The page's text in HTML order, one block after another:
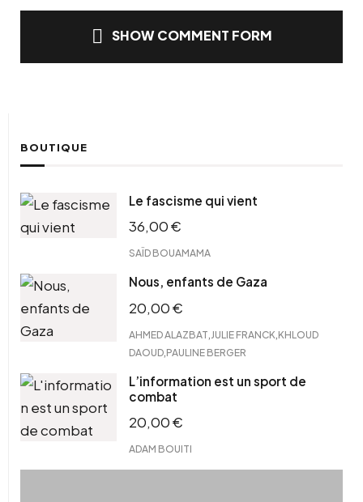
SHOW COMMENT FORM
BOUTIQUE
Le fascisme qui vient
36,00€
SAÏD BOUAMAMA
Nous, enfants de Gaza
20,00€
AHMED ALAZBAT JULIE FRANCK KHLOUD
DAOUD PAULINE BERGER
L’information est un sport de
combat
20,00€
ADAM BOUITI